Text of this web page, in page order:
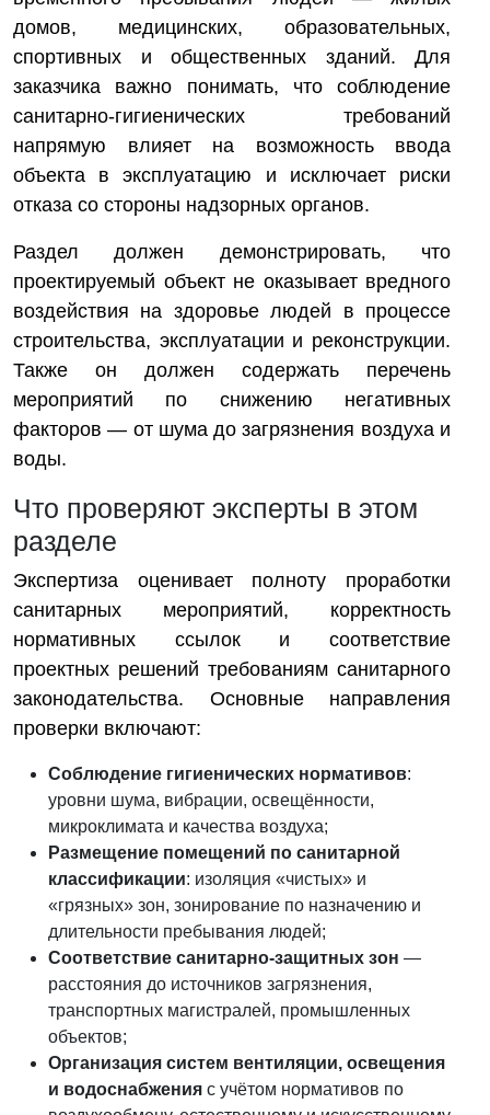
домов, медицинских, образовательных,
спортивных и общественных зданий. Для
заказчика важно понимать, что соблюдение
санитарно-гигиенических требований
напрямую влияет на возможность ввода
объекта в эксплуатацию и исключает риски
отказа со стороны надзорных органов.
Раздел должен демонстрировать, что
проектируемый объект не оказывает вредного
воздействия на здоровье людей в процессе
строительства, эксплуатации и реконструкции.
Также он должен содержать перечень
мероприятий по снижению негативных
факторов — от шума до загрязнения воздуха и
воды.
Что проверяют эксперты в этом
разделе
Экспертиза оценивает полноту проработки
санитарных мероприятий, корректность
нормативных ссылок и соответствие
проектных решений требованиям санитарного
законодательства. Основные направления
проверки включают:
Соблюдение гигиенических нормативов:
уровни шума, вибрации, освещённости,
микроклимата и качества воздуха;
Размещение помещений по санитарной
классификации: изоляция «чистых» и
«грязных» зон, зонирование по назначению и
длительности пребывания людей;
Соответствие санитарно-защитных зон —
расстояния до источников загрязнения,
транспортных магистралей, промышленных
объектов;
Организация систем вентиляции, освещения
и водоснабжения с учётом нормативов по